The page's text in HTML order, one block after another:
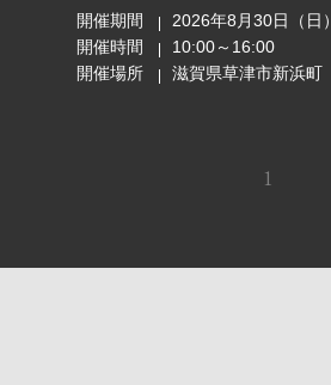
開催期間
2026年8月30日（日）
開催時間
10:00～16:00
開催場所
滋賀県草津市新浜町
1